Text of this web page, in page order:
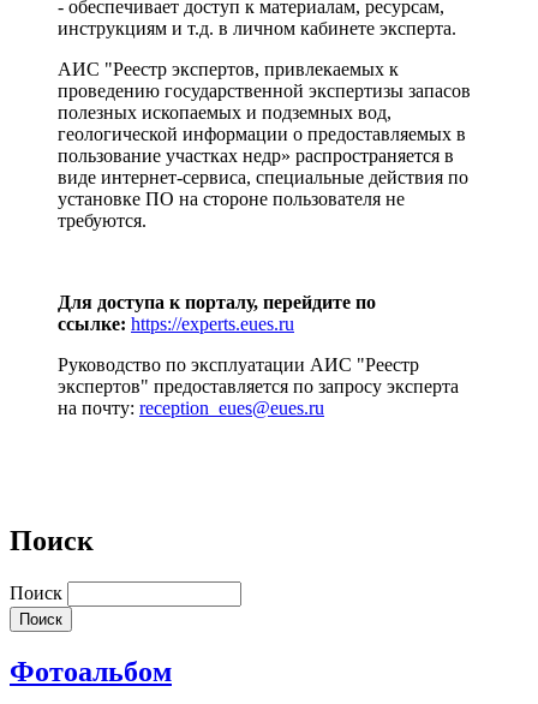
- обеспечивает доступ к материалам, ресурсам,
инструкциям и т.д. в личном кабинете эксперта.
АИС "Реестр экспертов, привлекаемых к
проведению государственной экспертизы запасов
полезных ископаемых и подземных вод,
геологической информации о предоставляемых в
пользование участках недр» распространяется в
виде интернет-сервиса, специальные действия по
установке ПО на стороне пользователя не
требуются.
Для доступа к порталу, перейдите по
ссылке: https://experts.eues.ru
Руководство по эксплуатации АИС "Реестр
экспертов" предоставляется по запросу эксперта
на почту: reception eues@eues.ru
Поиск
Поиск
Фотоальбом